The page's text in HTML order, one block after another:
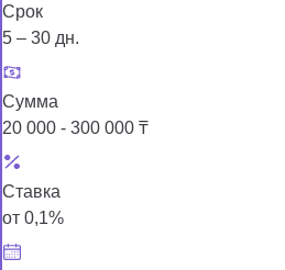
Срок
5 – 30 дн.
Сумма
20 000 - 300 000 ₸
Ставка
от 0,1%